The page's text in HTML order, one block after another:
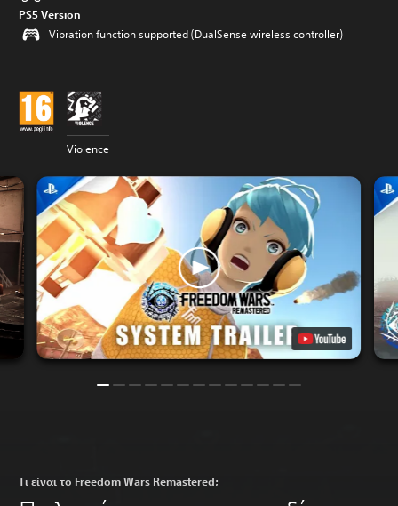
PS5 Version
Vibration function supported (DualSense wireless controller)
Violence
Τι είναι το Freedom Wars Remastered;